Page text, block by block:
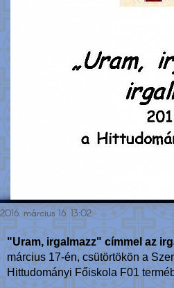
2016. március 16. 13:02
"Uram, irgalmazz" címmel az
március 17-én, csütörtökön a
Hittudományi Főiskola F01